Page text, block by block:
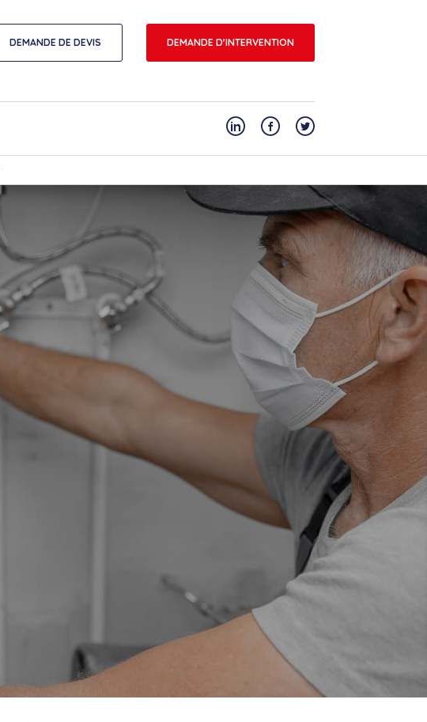
DEMANDE DE DEVIS DEMANDE D'INTERVENTION